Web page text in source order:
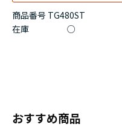
商品番号 TG480ST
在庫 ○
おすすめ商品